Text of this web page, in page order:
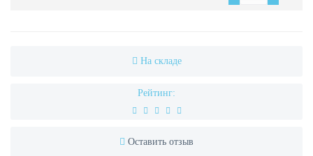
На складе
Рейтинг:
Оставить отзыв